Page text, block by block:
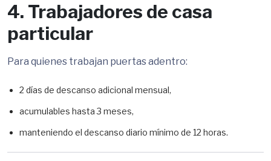
4. Trabajadores de casa
particular
Para quienes trabajan puertas adentro:
2 días de descanso adicional mensual,
acumulables hasta 3 meses,
manteniendo el descanso diario mínimo de 12 horas.